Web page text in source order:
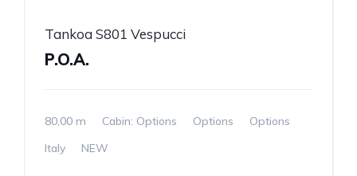
Tankoa S801 Vespucci
P.O.A.
80,00 m Cabin: Options Options
Options
Italy
NEW